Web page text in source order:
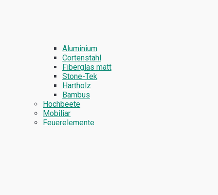
Aluminium
Cortenstahl
Fiberglas matt
Stone-Tek
Hartholz
Bambus
Hochbeete
Mobiliar
Feuerelemente